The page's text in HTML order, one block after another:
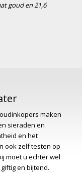
goud en 21,6
maken
sieraden en
en het
ook zelf testen op
moet u echter wel
en bijtend.